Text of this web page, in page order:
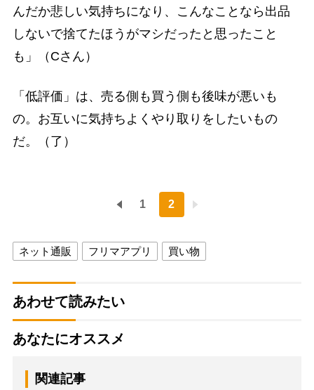
んだか悲しい気持ちになり、こんなことなら出品
しないで捨てたほうがマシだったと思ったこと
も」（Cさん）
「低評価」は、売る側も買う側も後味が悪いも
の。お互いに気持ちよくやり取りをしたいもの
だ。（了）
1 2
ネット通販 フリマアプリ 買い物
あわせて読みたい
あなたにオススメ
関連記事